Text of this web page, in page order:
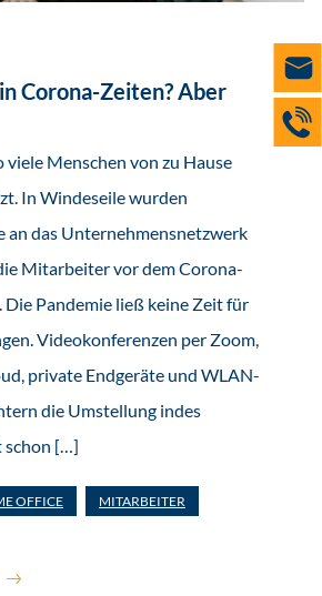
Corona-Zeiten? Aber
viele Menschen von zu Hause
In Windeseile wurden
an das Unternehmensnetzwerk
Mitarbeiter vor dem Corona-
Die Pandemie ließ keine Zeit für
Videokonferenzen per Zoom,
private Endgeräte und WLAN-
die Umstellung indes
schon […]
OFFICE MITARBEITER